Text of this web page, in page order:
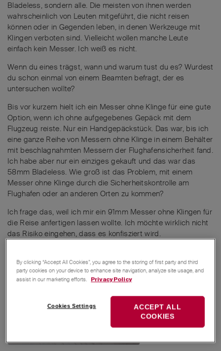
Bladeless, sondern alle. Die meisten von ihnen werden
wahrscheinlich von Leuten mitgeführt, die nicht reisen
können oder in Gegenden leben, in denen Werkzeuge mit
Klingen verboten sind. Vielleicht wollen manche Leute
einfach kein Messer. Ich weiß es nicht.
Wenn du eines trägst, wann und warum tust du es? Wurdest
du schon einmal von einem Beamten befragt, der es
untersuchen wollte?
Bis vor kurzem hielt ich ein Messer ohne Klinge für eine gute
Option, wenn ich ohne aufgegebenes Gepäck mit dem
Flugzeug reiste. Nur ein Handgepäckstück. Das war, bis ich
eine ganze Reihe von Messern ohne Klinge in einem Behälter
mit beschlagnahmten Messern der Flughafensicherheit fand.
Ich habe aber nur ein einziges gekauft und das war das
58mm Bladeless. Wie groß ist das Problem, mit einem
Messer ohne Klinge durch die Sicherheitskontrolle am
Flughafen oder an anderen Orten zu kommen?
Ich frage das, weil ich mir ein 91mm Messer ohne Klingen für
die Reise anfertigen lassen wollte. Ich möchte wirklich nicht
das Risiko eingehen, dass es konfisziert wird.
By clicking “Accept All Cookies”, you agree to the storing of first party and third
party cookies on your device to enhance site navigation, analyze site usage, and
assist in our marketing efforts.
Privacy Policy
Cookies Settings
ACCEPT ALL
COOKIES